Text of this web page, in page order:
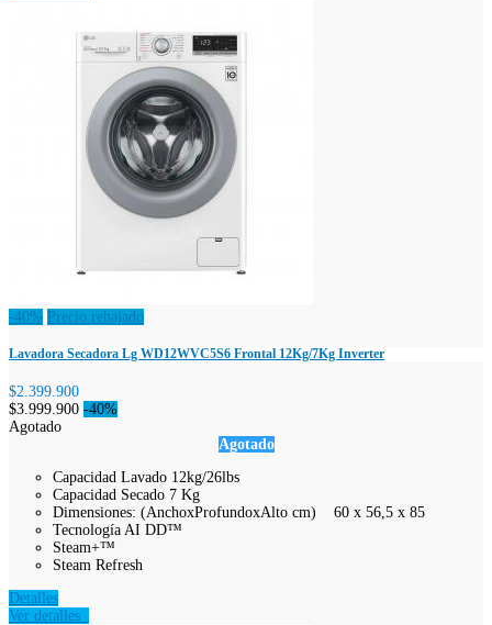
-40% Precio rebajado
Lavadora Secadora Lg WD12WVC5S6 Frontal 12Kg/7Kg Inverter
$2.399.900
$3.999.900 -40%
Agotado
Agotado
Capacidad Lavado 12kg/26lbs
Capacidad Secado 7 Kg
Dimensiones: (AnchoxProfundoxAlto cm) 60 x 56,5 x 85
Tecnología AI DD™
Steam+™
Steam Refresh
Detalles
Ver detalles